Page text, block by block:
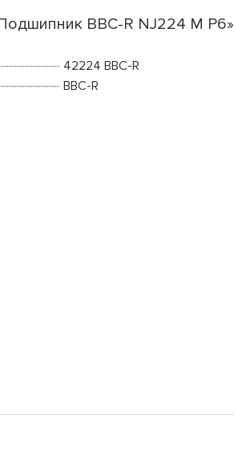
BBC-R NJ224 M P6»
42224 BBC-R
BBC-R